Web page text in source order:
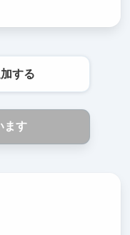
する
ます